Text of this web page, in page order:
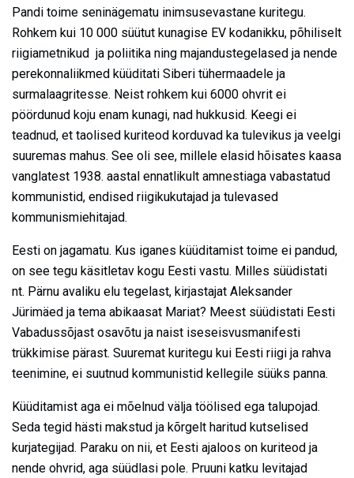
Pandi toime seninägematu inimsusevastane kuritegu.
Rohkem kui 10 000 süütut kunagise EV kodanikku, põhiliselt
riigiametnikud ja poliitika ning majandustegelased ja nende
perekonnaliikmed küüditati Siberi tühermaadele ja
surmalaagritesse. Neist rohkem kui 6000 ohvrit ei
pöördunud koju enam kunagi, nad hukkusid. Keegi ei
teadnud, et taolised kuriteod korduvad ka tulevikus ja veelgi
suuremas mahus. See oli see, millele elasid hõisates kaasa
vanglatest 1938. aastal ennatlikult amnestiaga vabastatud
kommunistid, endised riigikukutajad ja tulevased
kommunismiehitajad.
Eesti on jagamatu. Kus iganes küüditamist toime ei pandud,
on see tegu käsitletav kogu Eesti vastu. Milles süüdistati
nt. Pärnu avaliku elu tegelast, kirjastajat Aleksander
Jürimäed ja tema abikaasat Mariat? Meest süüdistati Eesti
Vabadussõjast osavõtu ja naist iseseisvusmanifesti
trükkimise pärast. Suuremat kuritegu kui Eesti riigi ja rahva
teenimine, ei suutnud kommunistid kellegile süüks panna.
Küüditamist aga ei mõelnud välja töölised ega talupojad.
Seda tegid hästi makstud ja kõrgelt haritud kutselised
kurjategijad. Paraku on nii, et Eesti ajaloos on kuriteod ja
nende ohvrid, aga süüdlasi pole. Pruuni katku levitajad